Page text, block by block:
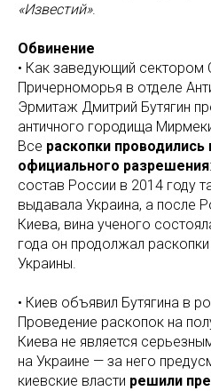
«Известий».
Обвинение
• Как заведующий сектором
Причерноморья в отделе
Эрмитаж Дмитрий Бутягин
античного городища
Все раскопки проводились
официального разрешения
состав России в 2014 году
выдавала Украина, а после
Киева, вина ученого
года он продолжал
Украины.
• Киев объявил Бутягина в
Проведение раскопок на
Киева не является
на Украине — за него
киевские власти решили